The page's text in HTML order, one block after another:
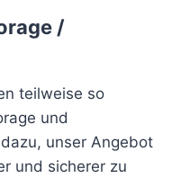
/
teilweise so
und
unser Angebot
und sicherer zu